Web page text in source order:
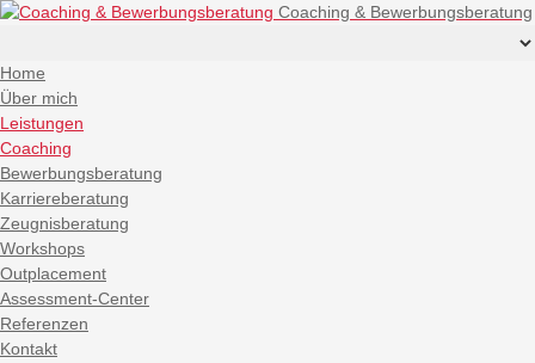
Coaching & Bewerbungsberatung
Home
Über mich
Leistungen
Coaching
Bewerbungsberatung
Karriereberatung
Zeugnisberatung
Workshops
Outplacement
Assessment-Center
Referenzen
Kontakt